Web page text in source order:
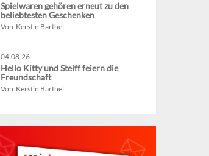
Spielwaren gehören erneut zu den
beliebtesten Geschenken
Von Kerstin Barthel
04.08.26
Hello Kitty und Steiff feiern die
Freundschaft
Von Kerstin Barthel